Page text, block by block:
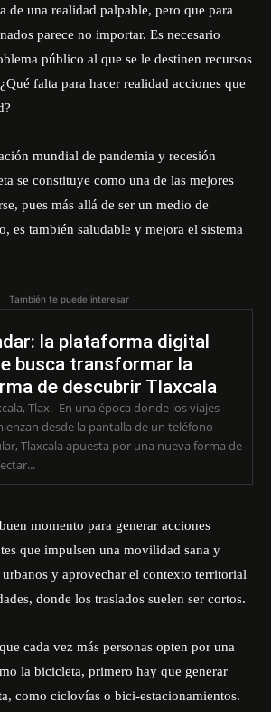
de una realidad palpable, pero que para
parece no importar. Es necesario
público al que se le destinen recursos
falta para hacer realidad acciones que
mundial de pandemia y recesión
se constituye como una de las mejores
pues más allá de ser un medio de
es también saludable y mejora el sistema
También te puede interesar
la plataforma digital
busca transformar la
de descubrir Tlaxcala
Tlax.- En una época donde los viajes
desde la pantalla de un teléfono
Tlaxcala apuesta por una nueva forma de
momento para generar acciones
que impulsen una movilidad sana y
y aprovechar el contexto territorial
donde los traslados suelen ser cortos.
cada vez más personas opten por una
la bicicleta, primero hay que generar
como ciclovías o bici-estacionamientos.